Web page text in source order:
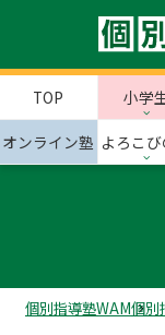
TOP 小学
オンライン塾 よろこ
個別指導塾WAM個別